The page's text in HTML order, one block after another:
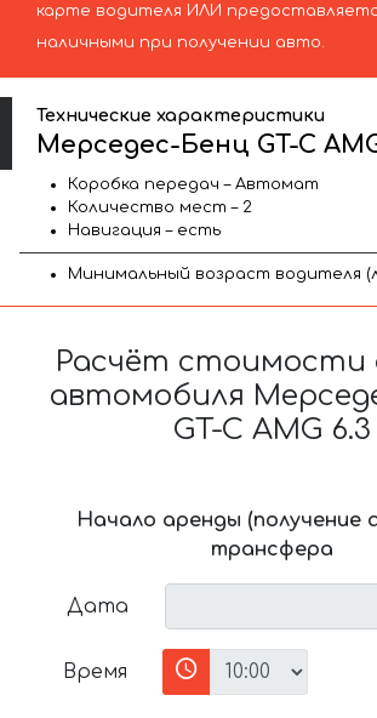
карте водителя ИЛИ
наличными при получении авто.
Технические характеристики
Мерседес-Бенц GT-C
Коробка передач – Автомат
Количество мест – 2
Навигация – есть
Минимальный возраст водителя
Расчёт стоимости
автомобиля
GT-C AMG 6.3
Начало аренды (получение
трансфера
Дата
Время